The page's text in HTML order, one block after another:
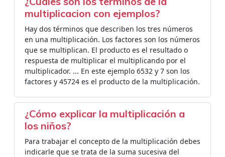
multiplicacion con ejemplos?
Hay dos términos que describen los tres números
en una multiplicación. Los factores son los números
que se multiplican. El producto es el resultado o
respuesta de multiplicar el multiplicando por el
multiplicador. ... En este ejemplo 6532 y 7 son los
factores y 45724 es el producto de la multiplicación.
¿Cómo explicar la multiplicación a
los niños?
Para trabajar el concepto de la multiplicación debes
indicarle que se trata de la suma sucesiva del